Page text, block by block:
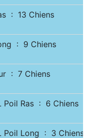
: 13 Chiens
: 9 Chiens
: 7 Chiens
Poil Ras : 6 Chiens
Poil Long : 3 Chiens